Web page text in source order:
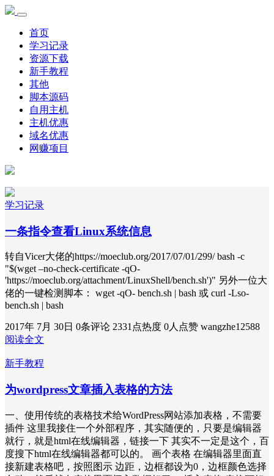
首页
学习记录
资源下载
新手教程
其他
脚本源码
自用主机
主机优惠
域名优惠
网赚项目
学习记录
一条指令查看Linux系统信息
转自Vicer大佬的https://moeclub.org/2017/07/01/299/ bash -c
"$(wget –no-check-certificate -qO-
'https://moeclub.org/attachment/LinuxShell/bench.sh')" 另外一位大
佬的一键检测脚本： wget -qO- bench.sh | bash 或 curl -Lso-
bench.sh | bash
2017年 7月 30日 0条评论 2331点热度 0人点赞 wangzhe12588
阅读全文
新手教程
为wordpress文章插入表格的方法
一、使用传统的表格技术给WordPress网站添加表格，不需要
插件 这里我接住一个外部程序，其实随便的，只要是编辑器
就行，就是html在线编辑器，链接一下 其实不一定是这个，百
度搜下html在线编辑器都可以的。 画个表格 在编辑器里面直
接新建表格吧，按照图示 边距，边框都设为0，边框颜色选择